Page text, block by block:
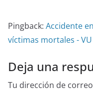
Pingback: Accidente
víctimas mortales - VU
Deja una
Tu dirección de